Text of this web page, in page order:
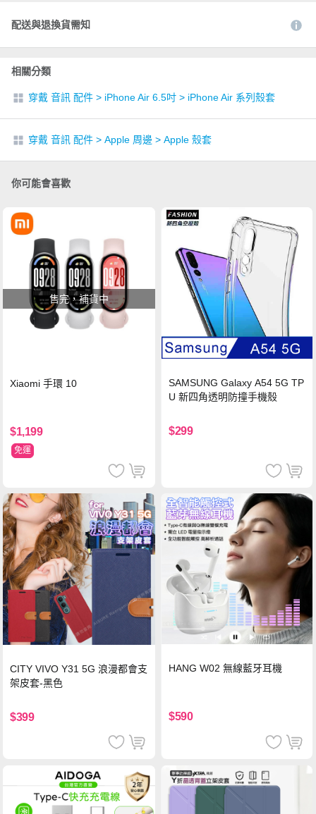
配送與退換貨需知
相關分類
穿戴 音訊 配件 > iPhone Air 6.5吋 > iPhone Air 系列殼套
穿戴 音訊 配件 > Apple 周邊 > Apple 殼套
你可能會喜歡
售完，補貨中
Xiaomi 手環 10
$1,199
免運
SAMSUNG Galaxy A54 5G TP
U 新四角透明防撞手機殼
$299
CITY VIVO Y31 5G 浪漫都會支
架皮套-黑色
$399
HANG W02 無線藍牙耳機
$590